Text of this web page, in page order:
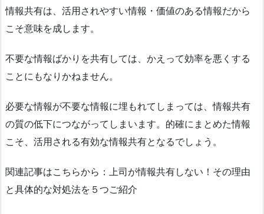
情報共有は、活用されやすい情報・価値のある情報だから
こそ意味を成します。
不要な情報ばかりを共有しては、かえって効率を悪くする
ことにもなりかねません。
必要な情報が不要な情報に埋もれてしまっては、情報共有
の質の低下につながってしまいます。的確にまとめた情報
こそ、活用される有効な情報共有となるでしょう。
関連記事はこちらから：上司が情報共有しない！その理由
と具体的な対処法を５つご紹介